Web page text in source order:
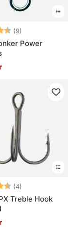
(9)
Power
(4)
Treble Hook